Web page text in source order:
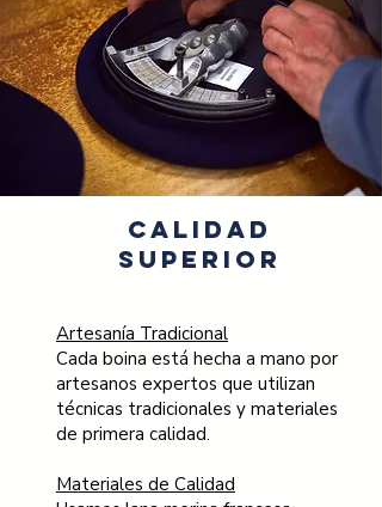
Calidad
superior
Artesanía Tradicional
Cada boina está hecha a mano por
artesanos expertos que utilizan
técnicas tradicionales y materiales
de primera calidad.
Materiales de Calidad